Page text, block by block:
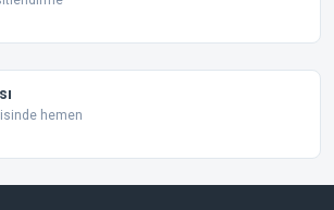
hemen